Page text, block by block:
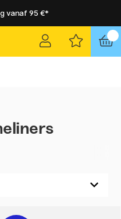
vanaf 95 €*
vanaf 95 €*